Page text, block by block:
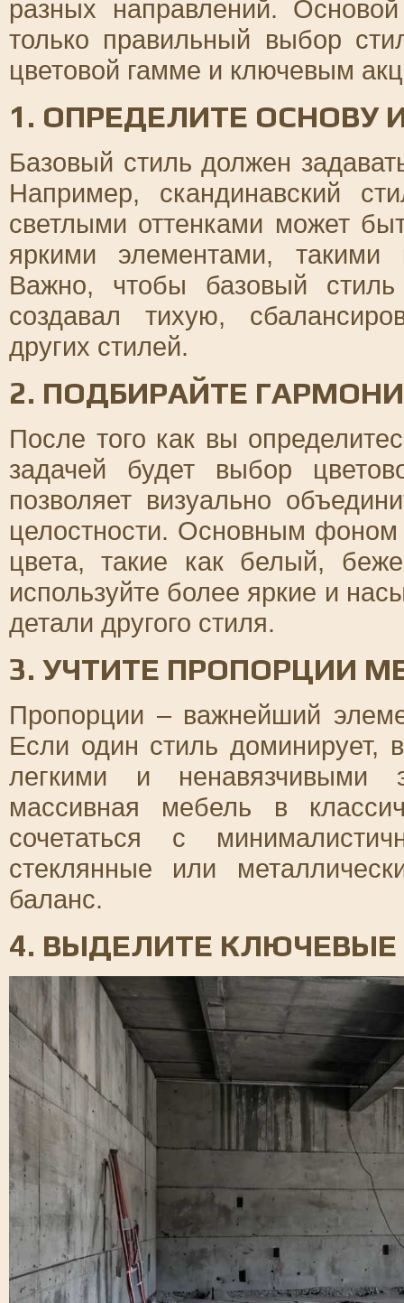
разных направлений.
только правильный выбор
цветовой гамме и ключевым
1. ОПРЕДЕЛИТЕ ОСНОВУ
Базовый стиль должен
Например, скандинавский
светлыми оттенками может
яркими элементами, такими
Важно, чтобы базовый
создавал тихую,
других стилей.
2. ПОДБИРАЙТЕ
После того как вы
задачей будет выбор
позволяет визуально
целостности. Основным
цвета, такие как белый,
используйте более яркие и
детали другого стиля.
3. УЧТИТЕ ПРОПОРЦИИ
Пропорции – важнейший
Если один стиль доминирует,
легкими и ненавязчивыми
массивная мебель в
сочетаться с
стеклянные или
баланс.
4. ВЫДЕЛИТЕ